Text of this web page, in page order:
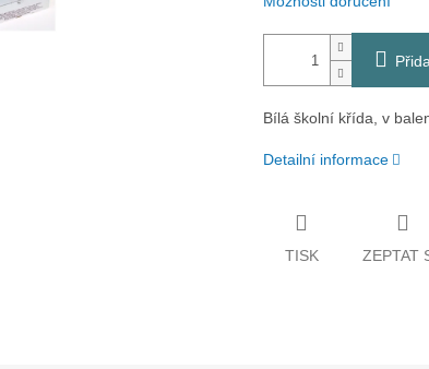
Bílá školní křída, v
Detailní informace
TISK ZEPTAT